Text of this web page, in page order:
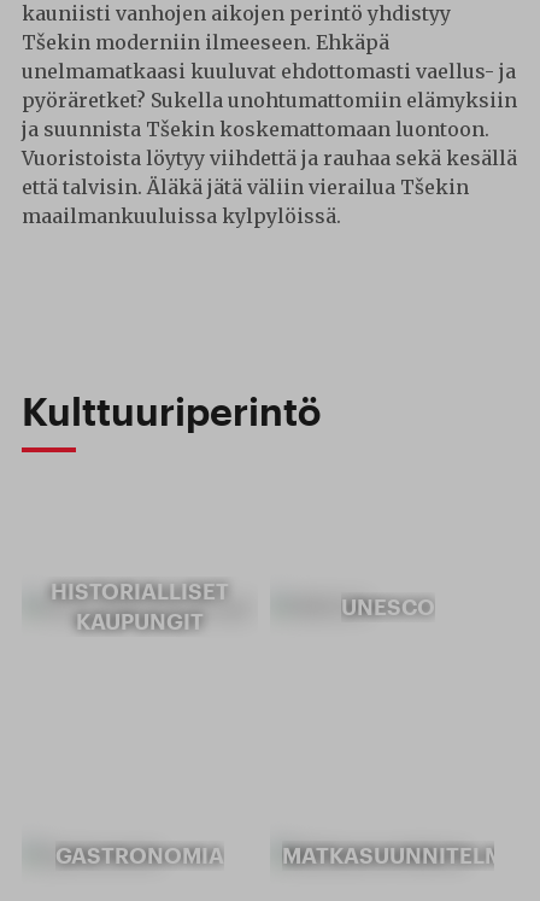
kauniisti vanhojen aikojen perintö yhdistyy
Tšekin moderniin ilmeeseen. Ehkäpä
unelmamatkaasi kuuluvat ehdottomasti vaellus- ja
pyöräretket? Sukella unohtumattomiin elämyksiin
ja suunnista Tšekin koskemattomaan luontoon.
Vuoristoista löytyy viihdettä ja rauhaa sekä kesällä
että talvisin. Äläkä jätä väliin vierailua Tšekin
maailmankuuluissa kylpylöissä.
Kulttuuriperintö
HISTORIALLISET
KAUPUNGIT
UNESCO
GASTRONOMIA MATKASUUNNITELMAT